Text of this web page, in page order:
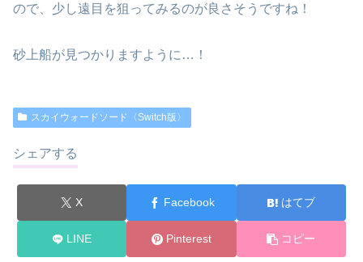
ので、少し遠目を狙ってみるのが良さそうですね！
砂上船が見つかりますように…！
スカイウォードソード〈Switch版〉
シェアする
X Facebook はてブ
LINE Pinterest コピー